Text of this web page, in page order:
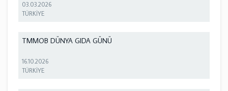
03.03.2026
TÜRKİYE
TMMOB DÜNYA GIDA GÜNÜ
16.10.2026
TÜRKİYE